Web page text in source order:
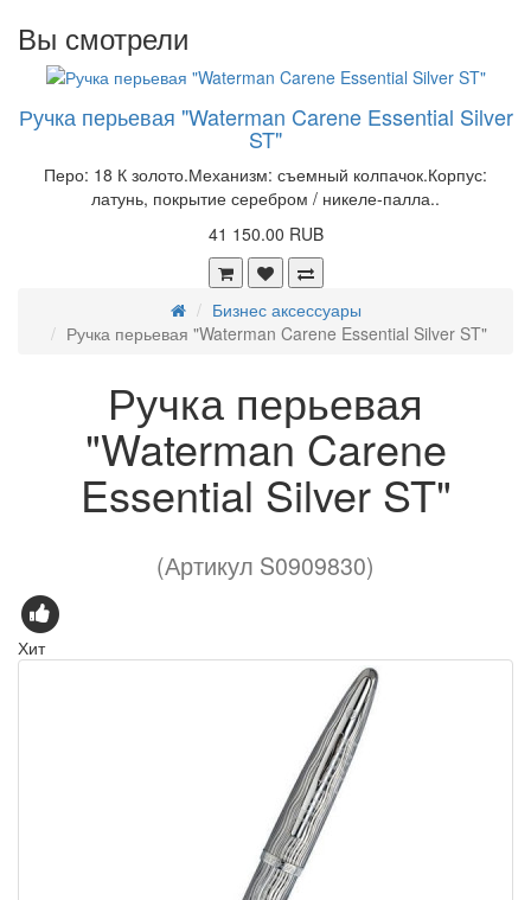
Вы смотрели
Ручка перьевая "Waterman Carene Essential Silver
ST"
Перо: 18 К золото.Механизм: съемный колпачок.Корпус:
латунь, покрытие серебром / никеле-палла..
41 150.00 RUB
Бизнес аксессуары
Ручка перьевая "Waterman Carene Essential Silver ST"
Ручка перьевая
"Waterman Carene
Essential Silver ST"
(Артикул S0909830)
Хит